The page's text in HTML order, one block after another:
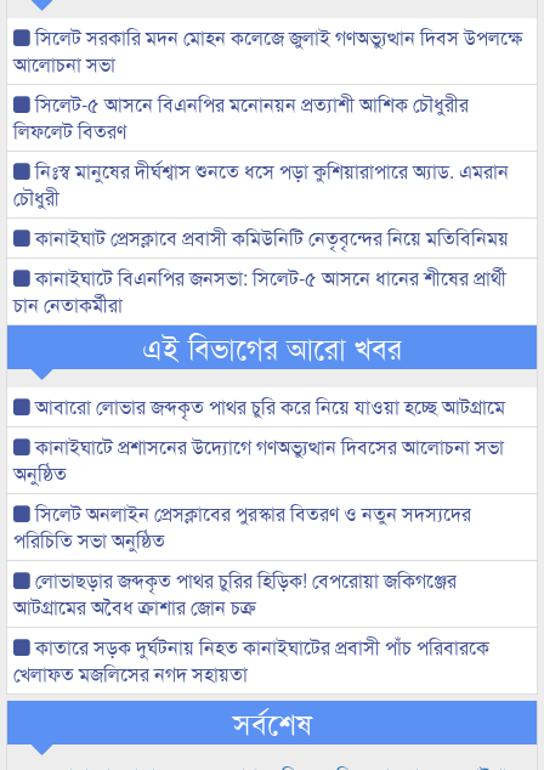
সিলেট সরকারি মদন মোহন কলেজে জুলাই গণঅভ্যুত্থান দিবস উপলক্ষে
আলোচনা সভা
সিলেট-৫ আসনে বিএনপির মনোনয়ন প্রত্যাশী আশিক চৌধুরীর
লিফলেট বিতরণ
নিঃস্ব মানুষের দীর্ঘশ্বাস শুনতে ধসে পড়া কুশিয়ারাপারে অ্যাড. এমরান
চৌধুরী
কানাইঘাট প্রেসক্লাবে প্রবাসী কমিউনিটি নেতৃবৃন্দের নিয়ে মতিবিনিময়
কানাইঘাটে বিএনপির জনসভা: সিলেট-৫ আসনে ধানের শীষের প্রার্থী
চান নেতাকর্মীরা
এই বিভাগের আরো খবর
আবারো লোভার জব্দকৃত পাথর চুরি করে নিয়ে যাওয়া হচ্ছে আটগ্রামে
কানাইঘাটে প্রশাসনের উদ্যোগে গণঅভ্যুত্থান দিবসের আলোচনা সভা
অনুষ্ঠিত
সিলেট অনলাইন প্রেসক্লাবের পুরস্কার বিতরণ ও নতুন সদস্যদের
পরিচিতি সভা অনুষ্ঠিত
লোভাছড়ার জব্দকৃত পাথর চুরির হিড়িক! বেপরোয়া জকিগঞ্জের
আটগ্রামের অবৈধ ক্রাশার জোন চক্র
কাতারে সড়ক দুর্ঘটনায় নিহত কানাইঘাটের প্রবাসী পাঁচ পরিবারকে
খেলাফত মজলিসের নগদ সহায়তা
সর্বশেষ